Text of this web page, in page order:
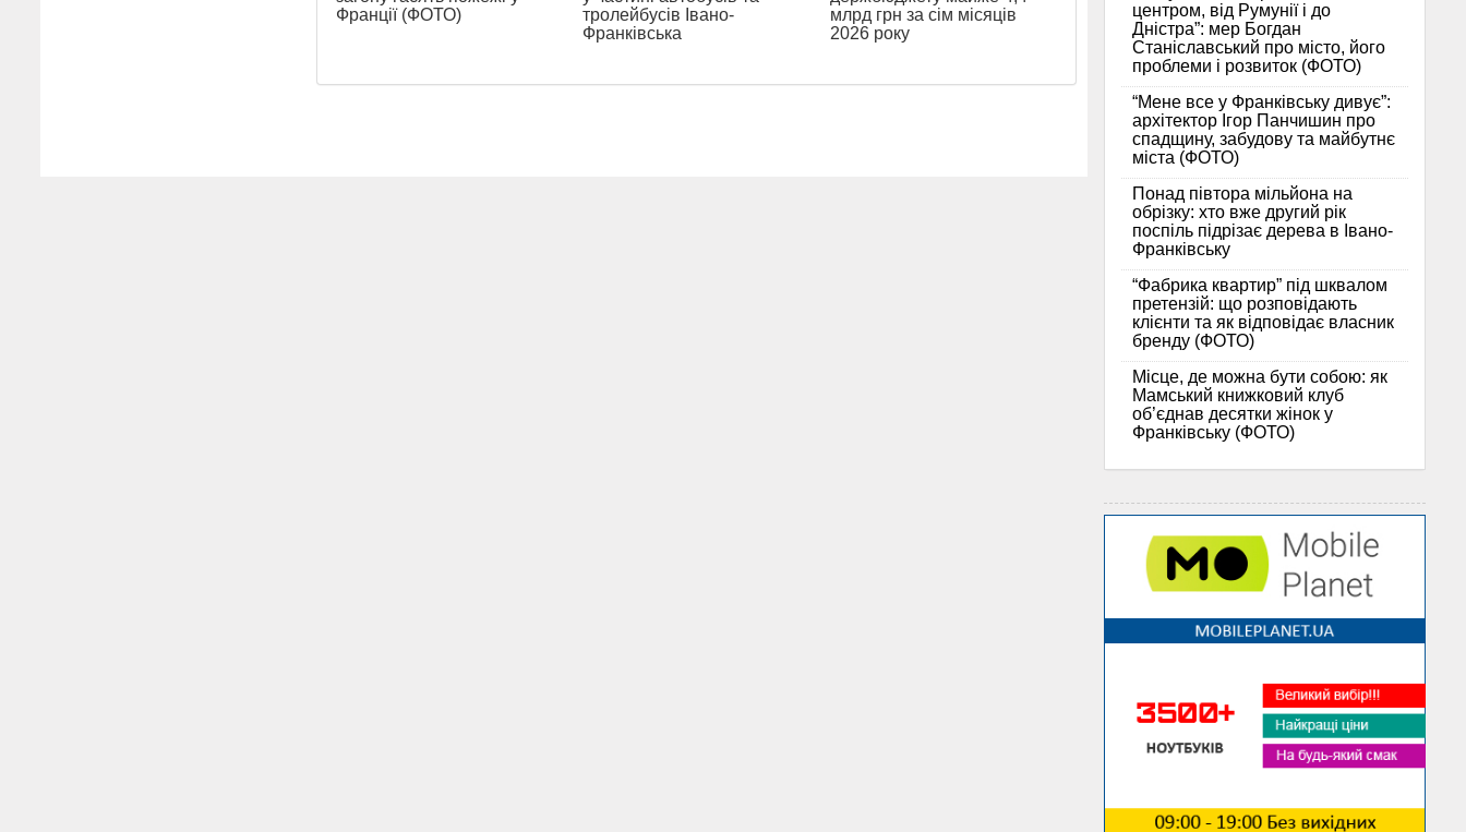
Франції (ФОТО)
тролейбусів Івано-
Франківська
млрд грн за сім місяців
2026 року
центром, від Румунії і до
Дністра”: мер Богдан
Станіславський про місто, його
проблеми і розвиток (ФОТО)
“Мене все у Франківську дивує”:
архітектор Ігор Панчишин про
спадщину, забудову та майбутнє
міста (ФОТО)
Понад півтора мільйона на
обрізку: хто вже другий рік
поспіль підрізає дерева в Івано-
Франківську
“Фабрика квартир” під шквалом
претензій: що розповідають
клієнти та як відповідає власник
бренду (ФОТО)
Місце, де можна бути собою: як
Мамський книжковий клуб
об’єднав десятки жінок у
Франківську (ФОТО)